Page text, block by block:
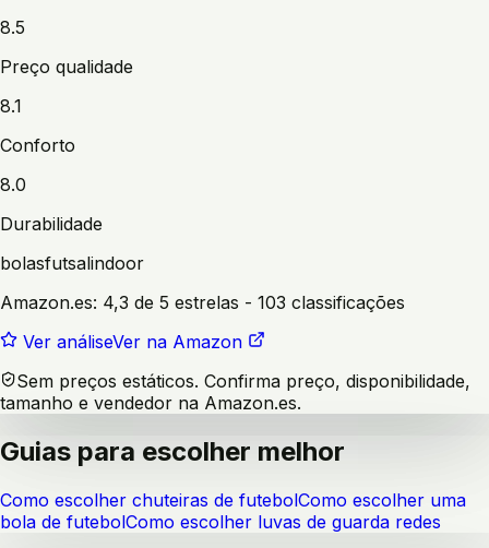
8.5
Preço qualidade
8.1
Conforto
8.0
Durabilidade
bolasfutsalindoor
Amazon.es: 4,3 de 5 estrelas - 103 classificações
Ver análiseVer na Amazon
Sem preços estáticos. Confirma preço, disponibilidade,
tamanho e vendedor na Amazon.es.
Guias para escolher melhor
Como escolher chuteiras de futebolComo escolher uma
bola de futebolComo escolher luvas de guarda redes